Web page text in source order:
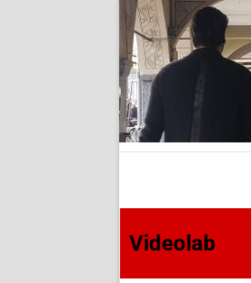
Videolab